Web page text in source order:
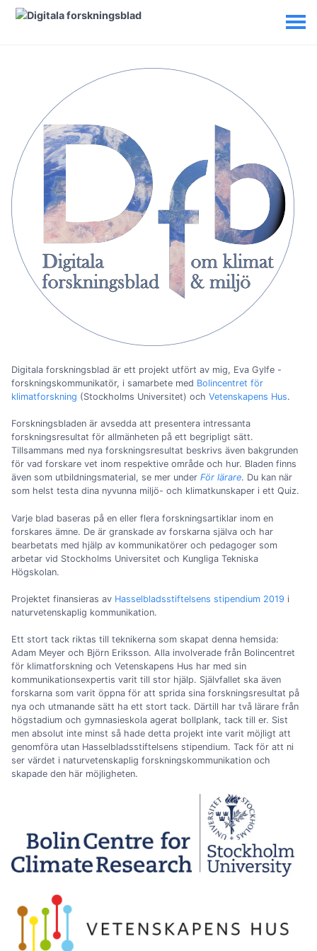
Digitala forskningsblad är ett projekt utfört av mig, Eva Gylfe -
forskningskommunikatör, i samarbete med Bolincentret för
klimatforskning (Stockholms Universitet) och Vetenskapens Hus.
Forskningsbladen är avsedda att presentera intressanta
forskningsresultat för allmänheten på ett begripligt sätt.
Tillsammans med nya forskningsresultat beskrivs även bakgrunden
för vad forskare vet inom respektive område och hur. Bladen finns
även som utbildningsmaterial, se mer under För lärare. Du kan när
som helst testa dina nyvunna miljö- och klimatkunskaper i ett Quiz.
Varje blad baseras på en eller flera forskningsartiklar inom en
forskares ämne. De är granskade av forskarna själva och har
bearbetats med hjälp av kommunikatörer och pedagoger som
arbetar vid Stockholms Universitet och Kungliga Tekniska
Högskolan.
Projektet finansieras av Hasselbladsstiftelsens stipendium 2019 i
naturvetenskaplig kommunikation.
Ett stort tack riktas till teknikerna som skapat denna hemsida:
Adam Meyer och Björn Eriksson. Alla involverade från Bolincentret
för klimatforskning och Vetenskapens Hus har med sin
kommunikationsexpertis varit till stor hjälp. Självfallet ska även
forskarna som varit öppna för att sprida sina forskningsresultat på
nya och utmanande sätt ha ett stort tack. Därtill har två lärare från
högstadium och gymnasieskola agerat bollplank, tack till er. Sist
men absolut inte minst så hade detta projekt inte varit möjligt att
genomföra utan Hasselbladsstiftelsens stipendium. Tack för att ni
ser värdet i naturvetenskaplig forskningskommunikation och
skapade den här möjligheten.